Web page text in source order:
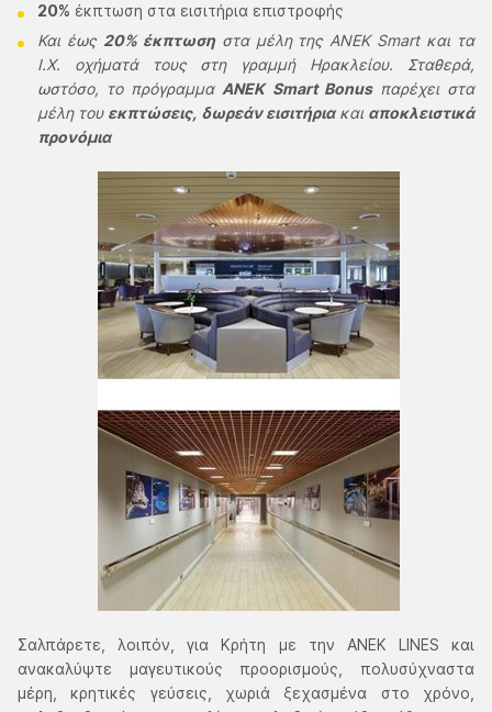
20% έκπτωση στα εισιτήρια επιστροφής
Και έως 20% έκπτωσηστα μέλη της ΑΝΕΚ Smart και τα
Ι.Χ. οχήματά τους στη γραμμή Ηρακλείου. Σταθερά,
ωστόσο, το πρόγραμμαΑΝΕΚ Smart Bonusπαρέχει στα
μέλη του εκπτώσεις, δωρεάν εισιτήριακαι αποκλειστικά
προνόμια
Σαλπάρετε, λοιπόν, για Κρήτη με την ΑΝΕΚ LINES και
ανακαλύψτε μαγευτικούς προορισμούς, πολυσύχναστα
μέρη, κρητικές γεύσεις, χωριά ξεχασμένα στο χρόνο,